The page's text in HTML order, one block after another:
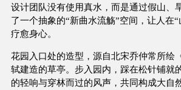
设计团队没有使用真水，而是通过假山、
了一个抽象的“新曲水流觞”空间，让人在“
疗愈身心。
花园入口处的造型，源自北宋乔仲常所绘
轼建造的草亭。步入园内，踩在松针铺就
的轻响与穿林而过的风声，共同构成大自